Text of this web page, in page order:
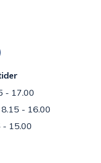
- 17.00
- 16.00
- 15.00